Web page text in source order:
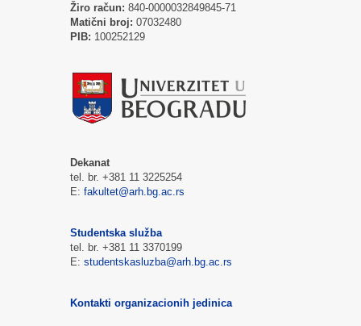
Žiro račun: 840-0000032849845-71
Matični broj: 07032480
PIB: 100252129
Dekanat
tel. br. +381 11 3225254
E: fakultet@arh.bg.ac.rs
Studentska služba
tel. br. +381 11 3370199
E: studentskasluzba@arh.bg.ac.rs
Kontakti organizacionih jedinica